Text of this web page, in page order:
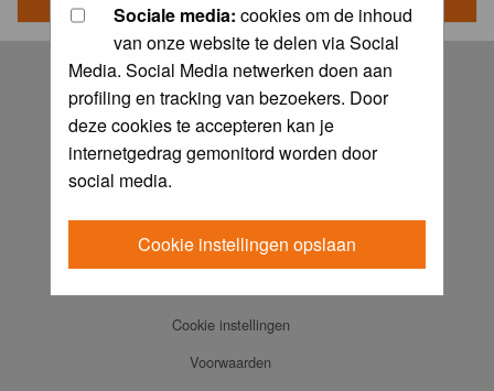
Sociale media: cookies om de inhoud
van onze website te delen via Social
Media. Social Media netwerken doen aan
profiling en tracking van bezoekers. Door
deze cookies te accepteren kan je
internetgedrag gemonitord worden door
social media.
Cookie instellingen opslaan
Log in
FAQ
Contact
Praktijkboeken
Cookie instellingen
Voorwaarden